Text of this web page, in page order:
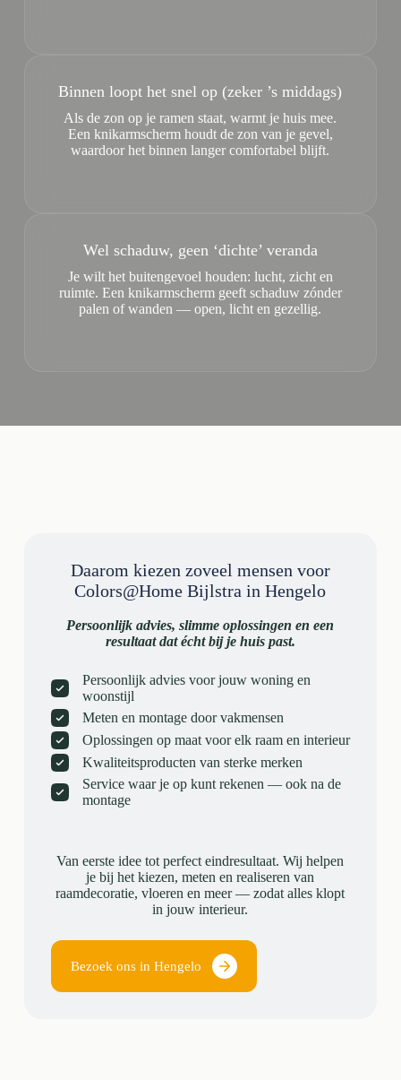
Binnen loopt het snel op (zeker ’s middags)
Als de zon op je ramen staat, warmt je huis mee.
Een knikarmscherm houdt de zon van je gevel,
waardoor het binnen langer comfortabel blijft.
Wel schaduw, geen ‘dichte’ veranda
Je wilt het buitengevoel houden: lucht, zicht en
ruimte. Een knikarmscherm geeft schaduw zónder
palen of wanden — open, licht en gezellig.
Daarom kiezen zoveel mensen voor
Colors@Home Bijlstra in Hengelo
Persoonlijk advies, slimme oplossingen en een
resultaat dat écht bij je huis past.
Persoonlijk advies voor jouw woning en
woonstijl
Meten en montage door vakmensen
Oplossingen op maat voor elk raam en interieur
Kwaliteitsproducten van sterke merken
Service waar je op kunt rekenen — ook na de
montage
Van eerste idee tot perfect eindresultaat. Wij helpen
je bij het kiezen, meten en realiseren van
raamdecoratie, vloeren en meer — zodat alles klopt
in jouw interieur.
Bezoek ons in Hengelo